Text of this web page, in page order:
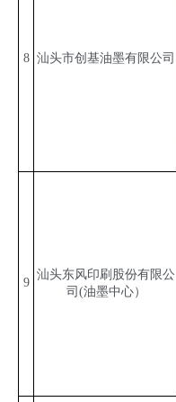
8 汕头市创基油墨有限公司
9
汕头东风印刷股份有限公
司 (油墨中心）